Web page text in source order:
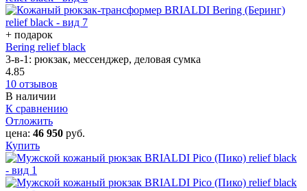
+ подарок
Bering relief black
3-в-1: рюкзак, мессенджер, деловая сумка
4.85
10 отзывов
В наличии
К сравнению
Отложить
цена: 46 950 руб.
Купить